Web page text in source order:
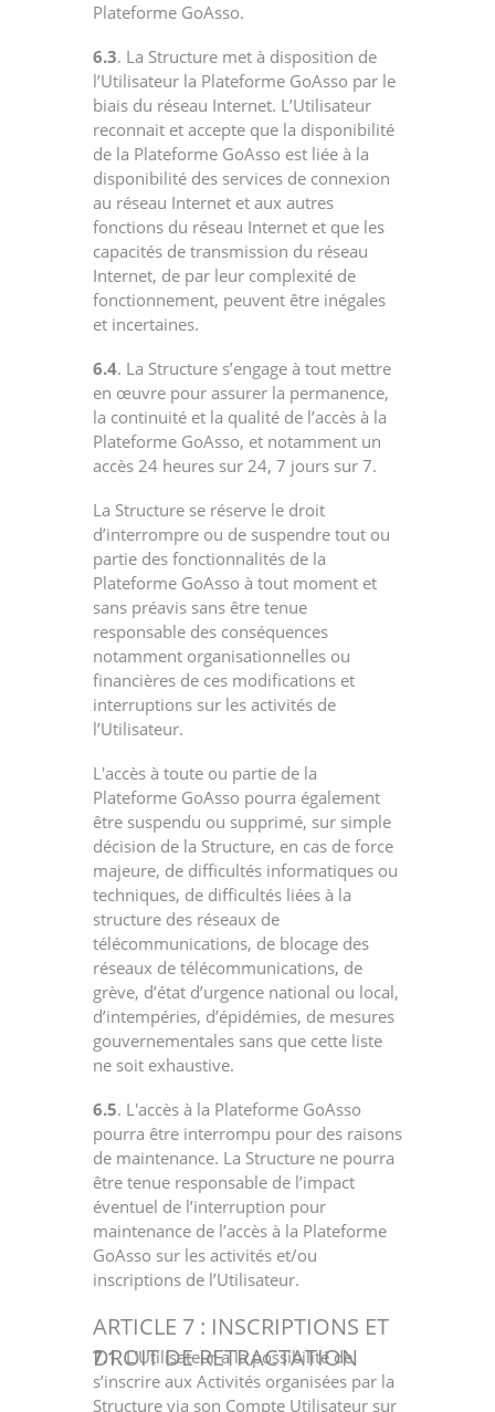
Plateforme GoAsso.
6.3. La Structure met à disposition de
l’Utilisateur la Plateforme GoAsso par le
biais du réseau Internet. L’Utilisateur
reconnait et accepte que la disponibilité
de la Plateforme GoAsso est liée à la
disponibilité des services de connexion
au réseau Internet et aux autres
fonctions du réseau Internet et que les
capacités de transmission du réseau
Internet, de par leur complexité de
fonctionnement, peuvent être inégales
et incertaines.
6.4. La Structure s’engage à tout mettre
en œuvre pour assurer la permanence,
la continuité et la qualité de l’accès à la
Plateforme GoAsso, et notamment un
accès 24 heures sur 24, 7 jours sur 7.
La Structure se réserve le droit
d’interrompre ou de suspendre tout ou
partie des fonctionnalités de la
Plateforme GoAsso à tout moment et
sans préavis sans être tenue
responsable des conséquences
notamment organisationnelles ou
financières de ces modifications et
interruptions sur les activités de
l’Utilisateur.
L'accès à toute ou partie de la
Plateforme GoAsso pourra également
être suspendu ou supprimé, sur simple
décision de la Structure, en cas de force
majeure, de difficultés informatiques ou
techniques, de difficultés liées à la
structure des réseaux de
télécommunications, de blocage des
réseaux de télécommunications, de
grève, d’état d’urgence national ou local,
d’intempéries, d’épidémies, de mesures
gouvernementales sans que cette liste
ne soit exhaustive.
6.5. L'accès à la Plateforme GoAsso
pourra être interrompu pour des raisons
de maintenance. La Structure ne pourra
être tenue responsable de l’impact
éventuel de l’interruption pour
maintenance de l’accès à la Plateforme
GoAsso sur les activités et/ou
inscriptions de l’Utilisateur.
ARTICLE 7 : INSCRIPTIONS ET
DROIT DE RETRACTATION
7.1. L’Utilisateur a la possibilité de
s’inscrire aux Activités organisées par la
Structure via son Compte Utilisateur sur